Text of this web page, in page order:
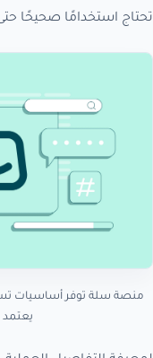
تحتاج استخدامًا صحيحًا
منصة سلة توفر أساسيات